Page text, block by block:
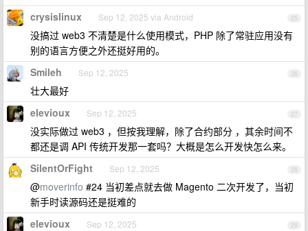
25
crysislinux Sep 12, 2025 via Android
没搞过 web3 不清楚是什么使用模式，PHP 除了常驻应用没有
别的语言方便之外还挺好用的。
26
Smileh Sep 12, 2025
壮大最好
27
elevioux Sep 12, 2025
没实际做过 web3 ，但按我理解，除了合约部分 ，其余时间不
都还是调 API 传统开发那一套吗？大概是怎么开发快怎么来。
28
SilentOrFight Sep 12, 2025
@moverinfo #24 当初差点就去做 Magento 二次开发了，当初
新手时读源码还是挺难的
29
elevioux Sep 12, 2025